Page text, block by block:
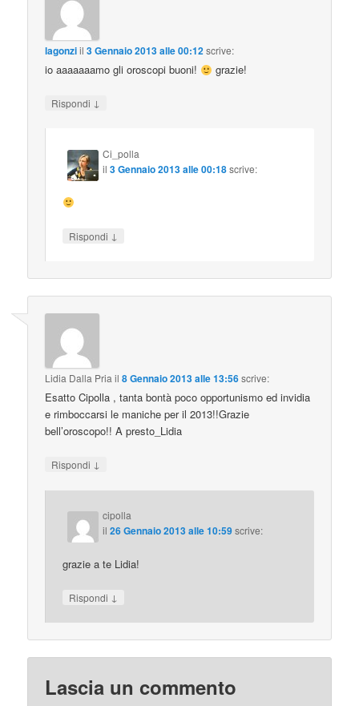
lagonziil3 Gennaio 2013 alle 00:12scrive:
io aaaaaaamo gli oroscopi buoni! grazie!
Rispondi ↓
Ci_polla
il3 Gennaio 2013 alle 00:18scrive:
Rispondi ↓
Lidia Dalla Pria il8 Gennaio 2013 alle 13:56scrive:
Esatto Cipolla , tanta bontà poco opportunismo ed invidia
e rimboccarsi le maniche per il 2013!!Grazie
bell’oroscopo!! A presto_Lidia
Rispondi ↓
cipolla
il26 Gennaio 2013 alle 10:59scrive:
grazie a te Lidia!
Rispondi ↓
Lascia un commento